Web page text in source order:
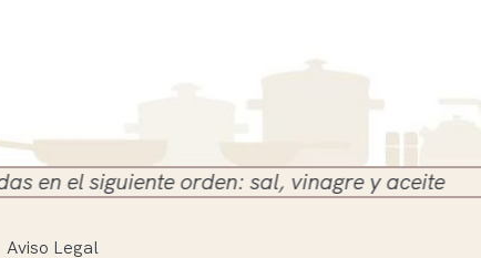
orden: sal, vinagre y aceite
Aviso Legal